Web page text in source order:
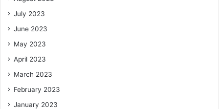
July 2023
June 2023
May 2023
April 2023
March 2023
February 2023
January 2023